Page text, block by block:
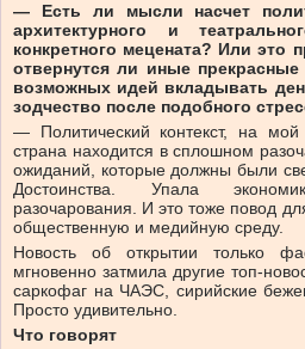
— Есть ли мысли насчет
архитектурного и
конкретного мецената? Или это
отвернутся ли иные
возможных идей вкладывать
зодчество после подобного
— Политический контекст, на мой
страна находится в сплошном
ожиданий, которые должны были
Достоинства. Упала
разочарования. И это тоже повод
общественную и медийную среду.
Новость об открытии только
мгновенно затмила другие топ-
саркофаг на ЧАЭС, сирийские
Просто удивительно.
Что говорят